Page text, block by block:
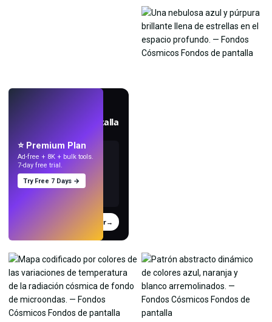
Crea fondos de pantalla
Probar→
⭐ Premium Plan
Ad-free + 8K + bulk tools.
7-day free trial.
Try Free 7 Days →